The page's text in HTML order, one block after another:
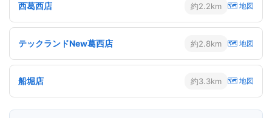
西葛西店 約2.2km 🗺 地図
テックランドNew葛西店 約2.8km 🗺 地図
船堀店 約3.3km 🗺 地図